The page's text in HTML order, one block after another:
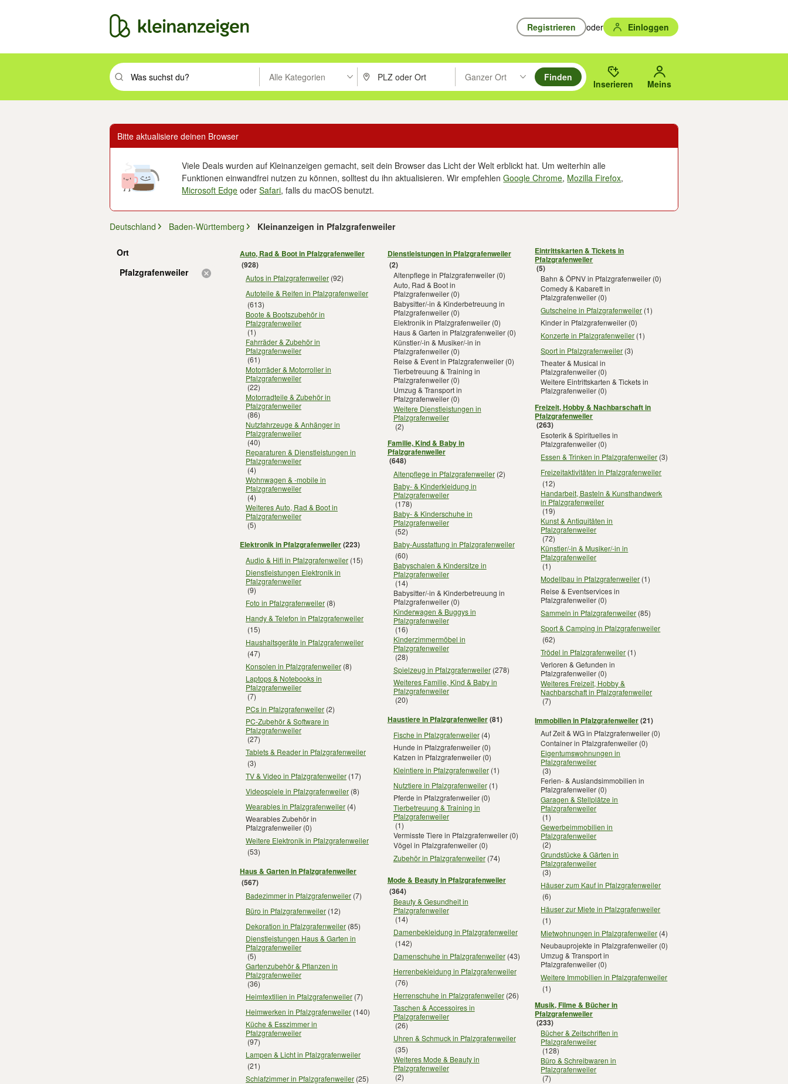
Registrieren oder Einloggen
Suchbegriff eingeben. Eingabetaste drücken um zu suchen, oder Vorschläge mit den Pfeiltasten nach oben/unten durchsuchen und mit Eingabetaste auswählen.
Alle Kategorien PLZ oder Ort eingeben. Eingabetaste drücken um zu suchen, oder Vorschläge mit den Pfeiltasten nach oben/
Ganzer Ort
Suche im Umkreis des gewählten Orts oder PLZ.
Finden
Inserieren Meins
Bitte aktualisiere deinen Browser
Viele Deals wurden auf Kleinanzeigen gemacht, seit dein Browser das Licht der Welt erblickt hat. Um weiterhin alle
Funktionen einwandfrei nutzen zu können, solltest du ihn aktualisieren. Wir empfehlenGoogle Chrome, Mozilla Firefox,
Microsoft Edge oderSafari, falls du macOS benutzt.
Deutschland Baden-Württemberg Kleinanzeigen in Pfalzgrafenweiler
Ort
Pfalzgrafenweiler
Auto, Rad & Boot in Pfalzgrafenweiler
(928)
Autos in Pfalzgrafenweiler (92)
Autoteile & Reifen in Pfalzgrafenweiler
(613)
Boote & Bootszubehör in
Pfalzgrafenweiler
(1)
Fahrräder & Zubehör in
Pfalzgrafenweiler
(61)
Motorräder & Motorroller in
Pfalzgrafenweiler
(22)
Motorradteile & Zubehör in
Pfalzgrafenweiler
(86)
Nutzfahrzeuge & Anhänger in
Pfalzgrafenweiler
(40)
Reparaturen & Dienstleistungen in
Pfalzgrafenweiler
(4)
Wohnwagen & -mobile in
Pfalzgrafenweiler
(4)
Weiteres Auto, Rad & Boot in
Pfalzgrafenweiler
(5)
Elektronik in Pfalzgrafenweiler(223)
Audio & Hifi in Pfalzgrafenweiler (15)
Dienstleistungen Elektronik in
Pfalzgrafenweiler
(9)
Foto in Pfalzgrafenweiler (8)
Handy & Telefon in Pfalzgrafenweiler
(15)
Haushaltsgeräte in Pfalzgrafenweiler
(47)
Konsolen in Pfalzgrafenweiler (8)
Laptops & Notebooks in
Pfalzgrafenweiler
(7)
PCs in Pfalzgrafenweiler (2)
PC-Zubehör & Software in
Pfalzgrafenweiler
(27)
Tablets & Reader in Pfalzgrafenweiler
(3)
TV & Video in Pfalzgrafenweiler (17)
Videospiele in Pfalzgrafenweiler (8)
Wearables in Pfalzgrafenweiler (4)
Wearables Zubehör in
Pfalzgrafenweiler (0)
Weitere Elektronik in Pfalzgrafenweiler
(53)
Haus & Garten in Pfalzgrafenweiler
(567)
Badezimmer in Pfalzgrafenweiler (7)
Büro in Pfalzgrafenweiler (12)
Dekoration in Pfalzgrafenweiler (85)
Dienstleistungen Haus & Garten in
Pfalzgrafenweiler
(5)
Gartenzubehör & Pflanzen in
Pfalzgrafenweiler
(36)
Heimtextilien in Pfalzgrafenweiler (7)
Heimwerken in Pfalzgrafenweiler (140)
Küche & Esszimmer in
Pfalzgrafenweiler
(97)
Lampen & Licht in Pfalzgrafenweiler
(21)
Schlafzimmer in Pfalzgrafenweiler (25)
Dienstleistungen in Pfalzgrafenweiler
(2)
Altenpflege in Pfalzgrafenweiler(0)
Auto, Rad & Boot in
Pfalzgrafenweiler(0)
Babysitter/-in & Kinderbetreuung in
Pfalzgrafenweiler(0)
Elektronik in Pfalzgrafenweiler(0)
Haus & Garten in Pfalzgrafenweiler(0)
Künstler/-in & Musiker/-in in
Pfalzgrafenweiler(0)
Reise & Event in Pfalzgrafenweiler(0)
Tierbetreuung & Training in
Pfalzgrafenweiler(0)
Umzug & Transport in
Pfalzgrafenweiler(0)
Weitere Dienstleistungen in
Pfalzgrafenweiler
(2)
Familie, Kind & Baby in
Pfalzgrafenweiler
(648)
Altenpflege in Pfalzgrafenweiler(2)
Baby- & Kinderkleidung in
Pfalzgrafenweiler
(178)
Baby- & Kinderschuhe in
Pfalzgrafenweiler
(52)
Baby-Ausstattung in Pfalzgrafenweiler
(60)
Babyschalen & Kindersitze in
Pfalzgrafenweiler
(14)
Babysitter/-in & Kinderbetreuung in
Pfalzgrafenweiler(0)
Kinderwagen & Buggys in
Pfalzgrafenweiler
(16)
Kinderzimmermöbel in
Pfalzgrafenweiler
(28)
Spielzeug in Pfalzgrafenweiler(278)
Weiteres Familie, Kind & Baby in
Pfalzgrafenweiler
(20)
Haustiere in Pfalzgrafenweiler(81)
Fische in Pfalzgrafenweiler(4)
Hunde in Pfalzgrafenweiler(0)
Katzen in Pfalzgrafenweiler(0)
Kleintiere in Pfalzgrafenweiler(1)
Nutztiere in Pfalzgrafenweiler(1)
Pferde in Pfalzgrafenweiler(0)
Tierbetreuung & Training in
Pfalzgrafenweiler
(1)
Vermisste Tiere in Pfalzgrafenweiler(0)
Vögel in Pfalzgrafenweiler(0)
Zubehör in Pfalzgrafenweiler(74)
Mode & Beauty in Pfalzgrafenweiler
(364)
Beauty & Gesundheit in
Pfalzgrafenweiler
(14)
Damenbekleidung in Pfalzgrafenweiler
(142)
Damenschuhe in Pfalzgrafenweiler(43)
Herrenbekleidung in Pfalzgrafenweiler
(76)
Herrenschuhe in Pfalzgrafenweiler(26)
Taschen & Accessoires in
Pfalzgrafenweiler
(26)
Uhren & Schmuck in Pfalzgrafenweiler
(35)
Weiteres Mode & Beauty in
Pfalzgrafenweiler
(2)
Eintrittskarten & Tickets in
Pfalzgrafenweiler
(5)
Bahn & ÖPNV in Pfalzgrafenweiler (0)
Comedy & Kabarett in
Pfalzgrafenweiler (0)
Gutscheine in Pfalzgrafenweiler (1)
Kinder in Pfalzgrafenweiler (0)
Konzerte in Pfalzgrafenweiler (1)
Sport in Pfalzgrafenweiler (3)
Theater & Musical in
Pfalzgrafenweiler (0)
Weitere Eintrittskarten & Tickets in
Pfalzgrafenweiler (0)
Freizeit, Hobby & Nachbarschaft in
Pfalzgrafenweiler
(263)
Esoterik & Spirituelles in
Pfalzgrafenweiler (0)
Essen & Trinken in Pfalzgrafenweiler (3)
Freizeitaktivitäten in Pfalzgrafenweiler
(12)
Handarbeit, Basteln & Kunsthandwerk
in Pfalzgrafenweiler
(19)
Kunst & Antiquitäten in
Pfalzgrafenweiler
(72)
Künstler/-in & Musiker/-in in
Pfalzgrafenweiler
(1)
Modellbau in Pfalzgrafenweiler (1)
Reise & Eventservices in
Pfalzgrafenweiler (0)
Sammeln in Pfalzgrafenweiler (85)
Sport & Camping in Pfalzgrafenweiler
(62)
Trödel in Pfalzgrafenweiler (1)
Verloren & Gefunden in
Pfalzgrafenweiler (0)
Weiteres Freizeit, Hobby &
Nachbarschaft in Pfalzgrafenweiler
(7)
Immobilien in Pfalzgrafenweiler(21)
Auf Zeit & WG in Pfalzgrafenweiler (0)
Container in Pfalzgrafenweiler (0)
Eigentumswohnungen in
Pfalzgrafenweiler
(3)
Ferien- & Auslandsimmobilien in
Pfalzgrafenweiler (0)
Garagen & Stellplätze in
Pfalzgrafenweiler
(1)
Gewerbeimmobilien in
Pfalzgrafenweiler
(2)
Grundstücke & Gärten in
Pfalzgrafenweiler
(3)
Häuser zum Kauf in Pfalzgrafenweiler
(6)
Häuser zur Miete in Pfalzgrafenweiler
(1)
Mietwohnungen in Pfalzgrafenweiler (4)
Neubauprojekte in Pfalzgrafenweiler (0)
Umzug & Transport in
Pfalzgrafenweiler (0)
Weitere Immobilien in Pfalzgrafenweiler
(1)
Musik, Filme & Bücher in
Pfalzgrafenweiler
(233)
Bücher & Zeitschriften in
Pfalzgrafenweiler
(128)
Büro & Schreibwaren in
Pfalzgrafenweiler
(7)